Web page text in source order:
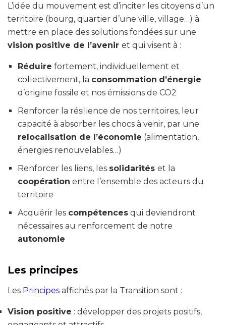
L’idée du mouvement est d’inciter les citoyens d’un
territoire (bourg, quartier d’une ville, village…) à
mettre en place des solutions fondées sur une
vision positive de l’avenir et qui visent à :
Réduire fortement, individuellement et
collectivement, la consommation d’énergie
d’origine fossile et nos émissions de CO2
Renforcer la résilience de nos territoires, leur
capacité à absorber les chocs à venir, par une
relocalisation de l’économie (alimentation,
énergies renouvelables…)
Renforcer les liens, les solidarités et la
coopération entre l’ensemble des acteurs du
territoire
Acquérir les compétences qui deviendront
nécessaires au renforcement de notre
autonomie
Les principes
Les Principes affichés par la Transition sont :
Vision positive : développer des projets positifs,